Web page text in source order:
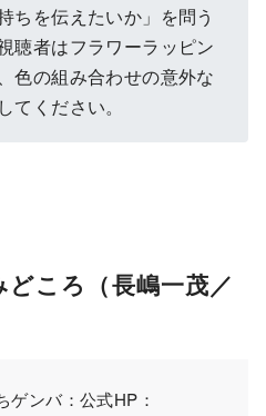
ちを伝えたいか」を問う
聴者はフラワーラッピン
色の組み合わせの意外な
てください。
ころ（長嶋一茂／
ゲンバ：公式HP：